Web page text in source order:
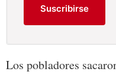
Suscribirse
Los pobladores